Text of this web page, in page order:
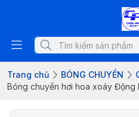
Trang chủ BÓNG CHUYỀN
Bóng chuyền hơi hoa xoáy Động